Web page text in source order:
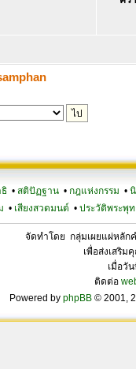
• สติปัฏฐาน • กฎแห่งกรรม •
• เสียงสวดมนต์ • ประวัติพระพุท
จัดทำโดย กลุ่มเผยแผ่หลัก
เพื่อส่งเสริม
เมื่อวั
ติดต่อ
Powered by phpBB © 2001,